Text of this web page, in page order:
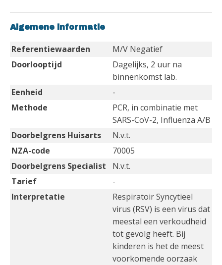
Algemene informatie
Referentiewaarden
M/V Negatief
Doorlooptijd
Dagelijks, 2 uur na
binnenkomst lab.
Eenheid
-
Methode
PCR, in combinatie met
SARS-CoV-2, Influenza A/B
Doorbelgrens Huisarts
N.v.t.
NZA-code
70005
Doorbelgrens Specialist
N.v.t.
Tarief
-
Interpretatie
Respiratoir Syncytieel
virus (RSV) is een virus dat
meestal een verkoudheid
tot gevolg heeft. Bij
kinderen is het de meest
voorkomende oorzaak